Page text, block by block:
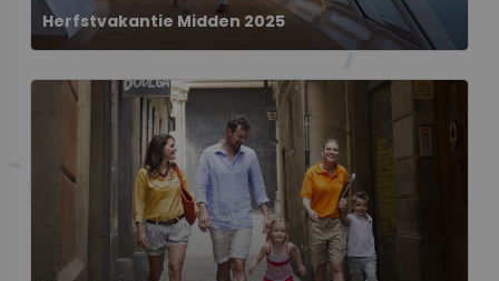
Herfstvakantie Midden 2025